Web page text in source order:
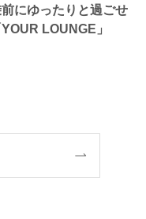
にゆったりと過ごせ
LOUNGE」